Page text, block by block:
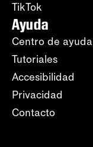
TikTok
Ayuda
Centro de ayuda
Tutoriales
Accesibilidad
Privacidad
Contacto